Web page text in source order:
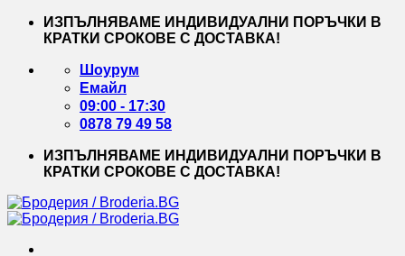
Skip
ИЗПЪЛНЯВАМЕ ИНДИВИДУАЛНИ ПОРЪЧКИ В
КРАТКИ СРОКОВЕ С ДОСТАВКА!
Шоурум
Емайл
09:00 - 17:30
0878 79 49 58
ИЗПЪЛНЯВАМЕ ИНДИВИДУАЛНИ ПОРЪЧКИ В
КРАТКИ СРОКОВЕ С ДОСТАВКА!